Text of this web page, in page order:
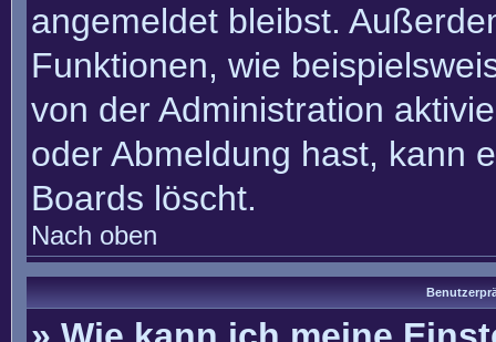
angemeldet bleibst.
Funktionen, wie
von der Administration
oder Abmeldung hast, kann
Boards löscht.
Nach oben